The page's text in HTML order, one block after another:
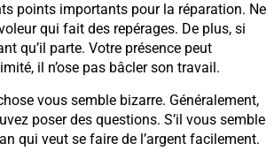
points importants pour la réparation. Ne
qui fait des repérages. De plus, si
qu’il parte. Votre présence peut
il n’ose pas bâcler son travail.
vous semble bizarre. Généralement,
poser des questions. S’il vous semble
qui veut se faire de l’argent facilement.